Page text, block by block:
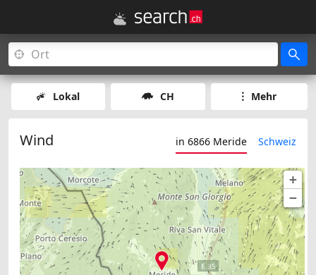
Lokal CH Mehr
Wind in 6866 Meride Schweiz
+
−